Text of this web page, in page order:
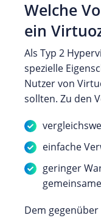
Welche
ein
Als Typ 2
spezielle
Nutzer von
sollten. Zu den
einfache
geringer
Dem